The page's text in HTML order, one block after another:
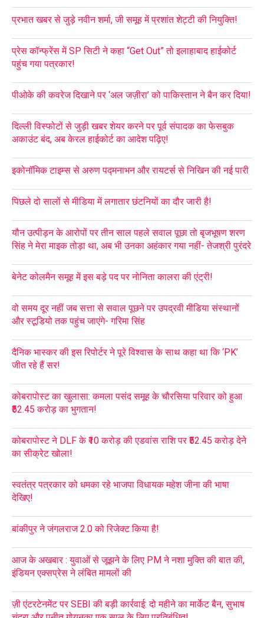
प्रभात खबर से जुड़े नवीन शर्मा, जी समूह में प्रशांत शेट्टी की नियुक्ति!
प्रेस कॉन्फ्रेंस में SP सिटी ने कहा “Get Out” तो इलाहाबाद हाईकोर्ट
पहुंच गया पत्रकार!
पीओके की कवरेज दिखाने पर ‘अल जज़ीरा’ को पाकिस्तान ने बैन कर दिया!
दिल्ली विस्फोटों से जुड़ी खबर शेयर करने पर पूर्व संपादक का फेसबुक
अकाउंट बंद, अब केरल हाईकोर्ट का आदेश पढ़िए!
इकोनॉमिक टाइम्स से अरुण पद्मनाभन और रायटर्स से निखिन की नई पारी
पिछले दो सालों से मीडिया में लगातार छंटनियों का दौर जारी है!
यौन उत्पीड़न के आरोपों पर तीन साल पहले सवाल पूछा तो बृजभूषण शरण
सिंह ने मेरा माइक तोड़ा था, अब भी उनका अहंकार गया नहीं- तेजश्री पुरंदरे
बेनेट कोलमैन समूह में इस बड़े पद पर नोनिता कालरा की एंट्री!
वो समय दूर नहीं जब सत्ता से सवाल पूछने पर उपद्रवी मीडिया संस्थानों
और स्टूडियो तक पहुंच जाएंगे- गरिमा सिंह
दैनिक भास्कर की इस रिपोर्टर ने पूरे विश्वास के साथ कहा था कि ‘PK’
जीत रहे हैं सर!
कोबरापोस्ट का खुलासा: कमला पसंद समूह के चौरसिया परिवार को हुआ
₹52.45 करोड़ का भुगतान!
कोबरापोस्ट ने DLF के ₹10 करोड़ की एडवांस राशि पर ₹52.45 करोड़ देने
का सीक्रेट खोला!
स्वतंत्र पत्रकार को धमका रहे भाजपा विधायक महेश जीना की भाषा
देखिए!
बांकीपुर ने जंगलराज 2.0 को रिजेक्ट किया है!
आज के अखबार : युवाओं से जूझने के लिए PM ने नशा मुक्ति की बात की,
इंडियन एक्सप्रेस ने लंबित मामलों की
ज़ी एंटरटेनमेंट पर SEBI की बड़ी कार्रवाई: दो महीने का मार्केट बैन, सुभाष